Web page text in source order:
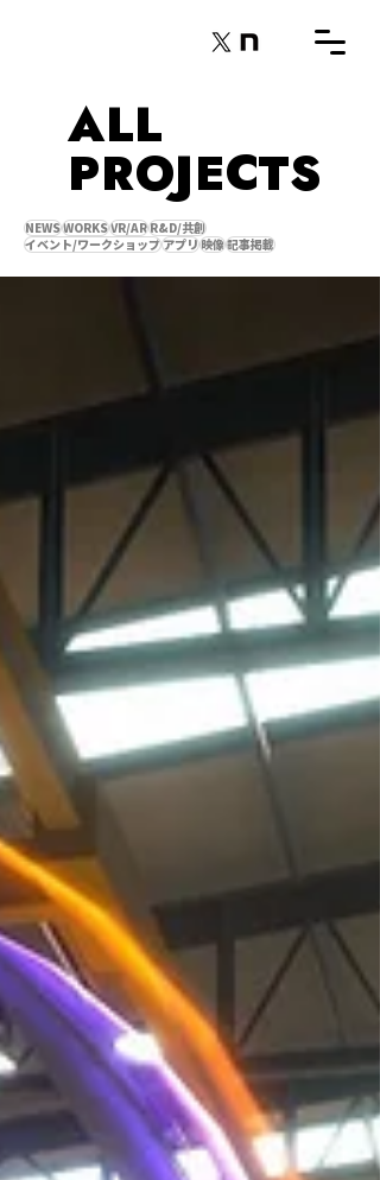
ALL
PROJECTS
NEWS WORKS VR/AR R&D/共創
イベント/ワークショップ アプリ 映像 記事掲載